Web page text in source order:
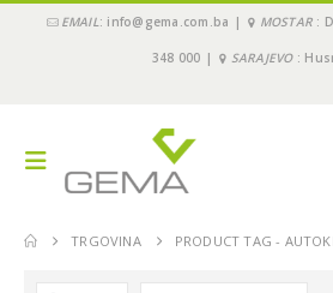
EMAIL: info@gema.com.ba | MOSTAR :
348 000 | SARAJEVO:
TRGOVINA PRODUCT TAG -